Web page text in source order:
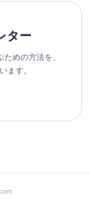
ター
めの方法を、
ます。